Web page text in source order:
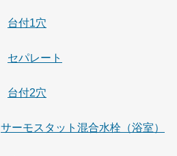
台付1穴
セパレート
台付2穴
サーモスタット混合水栓（浴室）